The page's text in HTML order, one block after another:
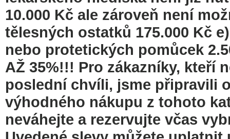
10.000 Kč ale zároveň není
tělesných ostatků 175.000 Kč
nebo protetických pomůcek
AŽ 35%!!! Pro zákazníky, kteří
poslední chvíli, jsme připravili
výhodného nákupu z tohoto
neváhejte a rezervujte včas